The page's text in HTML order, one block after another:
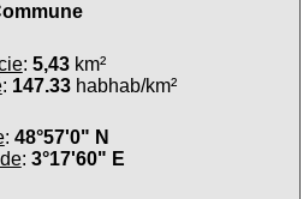
: 5,43km²
: 147.33habhab/km²
: 48°57'0" N
: 3°17'60" E